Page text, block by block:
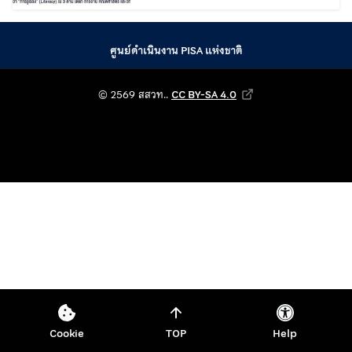
ศูนย์ดำเนินงาน PISA แห่งชาติ
© 2569 สสวท.. CC BY-SA 4.0
Creative Commons Attribution-
Cookie TOP Help